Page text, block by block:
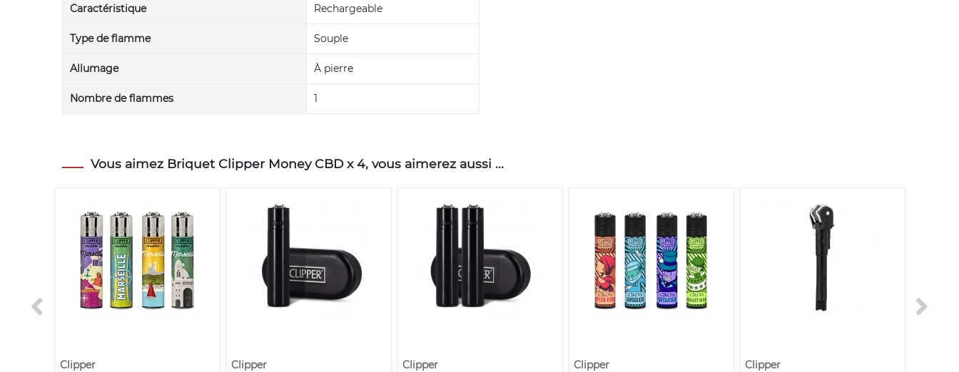
Caractéristique Rechargeable
Type de flamme Souple
Allumage À pierre
Nombre de flammes 1
Vous aimez Briquet Clipper Money CBD x 4, vous aimerez aussi ...
Clipper
Clipper
Clipper
Clipper
Clipper